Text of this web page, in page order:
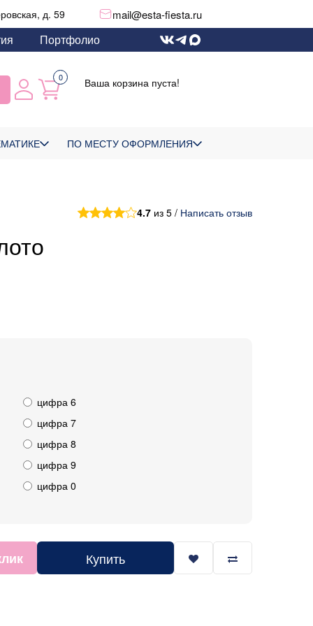
д. 59 mail@esta-fiesta.ru
Портфолио
0 Ваша корзина пуста!
ПО МЕСТУ ОФОРМЛЕНИЯ
4.7 из 5 / Написать отзыв
цифра 6
цифра 7
цифра 8
цифра 9
цифра 0
Купить